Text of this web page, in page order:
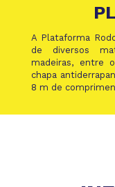
A Plataforma
de diversos
madeiras, entre
chapa
8 m de